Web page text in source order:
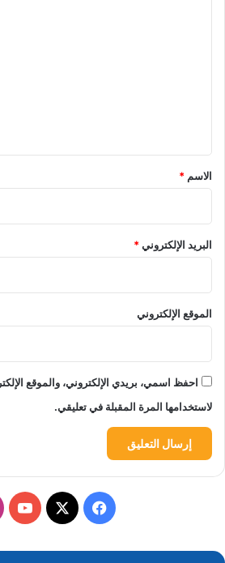
*
الاسم *
البريد الإلكتروني*
الموقع الإلكتروني
احفظ اسمي، بريدي الإلكتروني، والموقع
لاستخدامها المرة المقبلة في تعليقي.
فيسبوك
‫X